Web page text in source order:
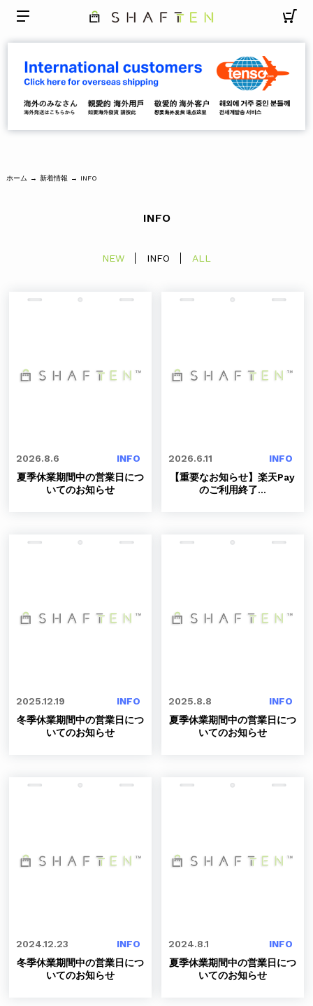
ホーム → 新着情報 → INFO
INFO
NEW INFO ALL
2026.8.6
INFO
夏季休業期間中の営業日につ
いてのお知らせ
2026.6.11
INFO
【重要なお知らせ】楽天Pay
のご利用終了...
2025.12.19
INFO
冬季休業期間中の営業日につ
いてのお知らせ
2025.8.8
INFO
夏季休業期間中の営業日につ
いてのお知らせ
2024.12.23
INFO
冬季休業期間中の営業日につ
いてのお知らせ
2024.8.1
INFO
夏季休業期間中の営業日につ
いてのお知らせ